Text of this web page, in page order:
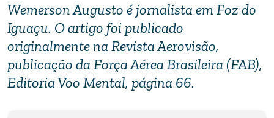
Wemerson Augusto é jornalista em Foz do
Iguaçu. O artigo foi publicado
originalmente na Revista Aerovisão,
publicação da Força Aérea Brasileira (FAB),
Editoria Voo Mental, página 66.